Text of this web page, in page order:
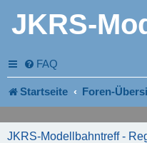
JKRS-
FAQ
Startseite Foren-
JKRS-Modellbahntreff -